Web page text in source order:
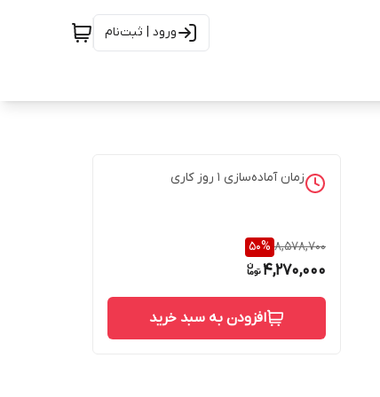
ورود | ثبت‌نام
زمان آماده‌سازی 1 روز کاری
8,578,700
50%
4,270,000
افزودن به سبد خرید